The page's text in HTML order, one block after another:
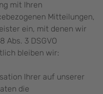
mit Ihren
Mitteilungen,
ein, mit denen wir
Abs. 3 DSGVO
bleiben wir:
Ihrer auf unserer
die